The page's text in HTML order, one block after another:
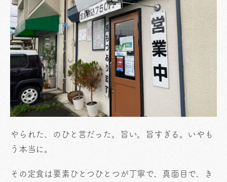
やられた、のひと言だった。旨い。旨すぎる。いやも
う本当に。
その定食は要素ひとつひとつが丁寧で、真面目で、き